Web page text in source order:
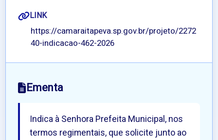
LINK
https://camaraitapeva.sp.gov.br/projeto/2272
40-indicacao-462-2026
Ementa
Indica à Senhora Prefeita Municipal, nos
termos regimentais, que solicite junto ao